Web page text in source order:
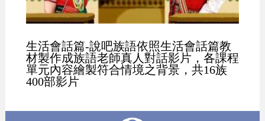
生活會話篇-說吧族語依照生活會話篇教
材製作成族語老師真人對話影片，各課程
單元內容繪製符合情境之背景，共16族
400部影片